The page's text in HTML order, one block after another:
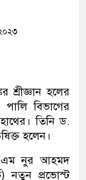
শ্রীজ্ঞান হলের
বিভাগের
তিনি ড.
হলেন।
কে এম নুর আহমদ
নতুন প্রভোস্ট